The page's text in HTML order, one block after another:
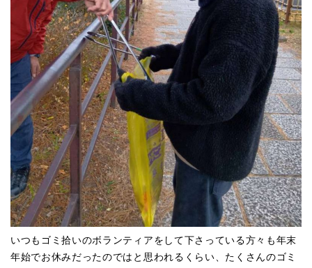
いつもゴミ拾いのボランティアをして下さっている方々も年末
年始でお休みだったのではと思われるくらい、たくさんのゴミ